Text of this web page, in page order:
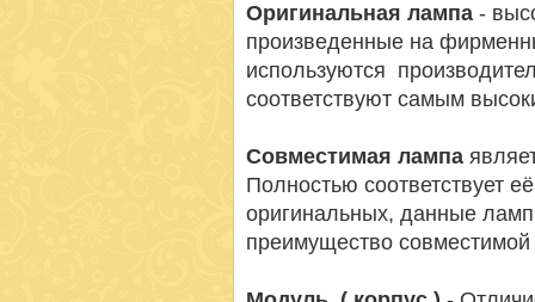
Оригинальная лампа -
произведенные на
используются
соответствуют самым
Совместимая лампа
Полностью соответствует
оригинальных, данные
преимущество